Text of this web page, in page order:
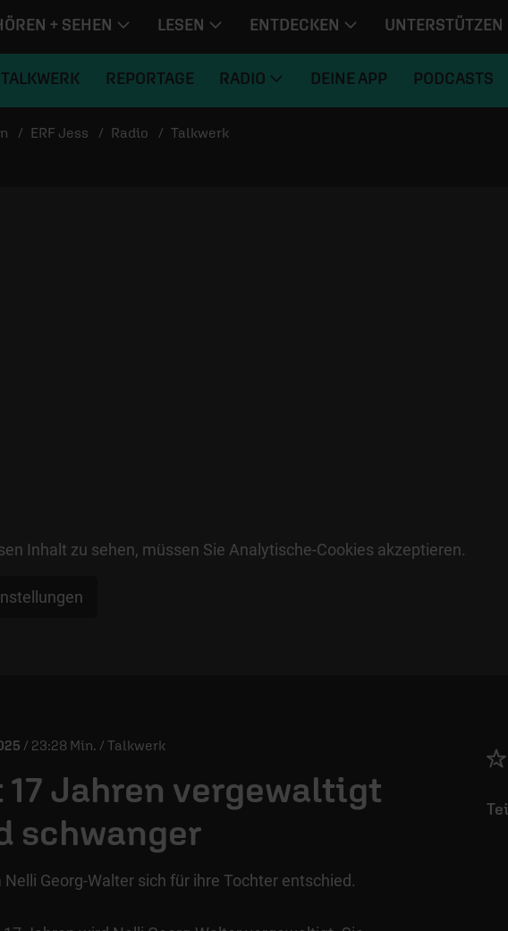
+ SEHEN LESEN ENTDECKEN UNTERSTÜTZEN
TALKWERK REPORTAGE RADIO DEINE APP PODCASTS
ERF Jess Radio Talkwerk
Inhalt zu sehen, müssen Sie Analytische-Cookies akzeptieren.
/ 23:28 Min. / Talkwerk
17 Jahren vergewaltigt
schwanger
Nelli Georg-Walter sich für ihre Tochter entschied.